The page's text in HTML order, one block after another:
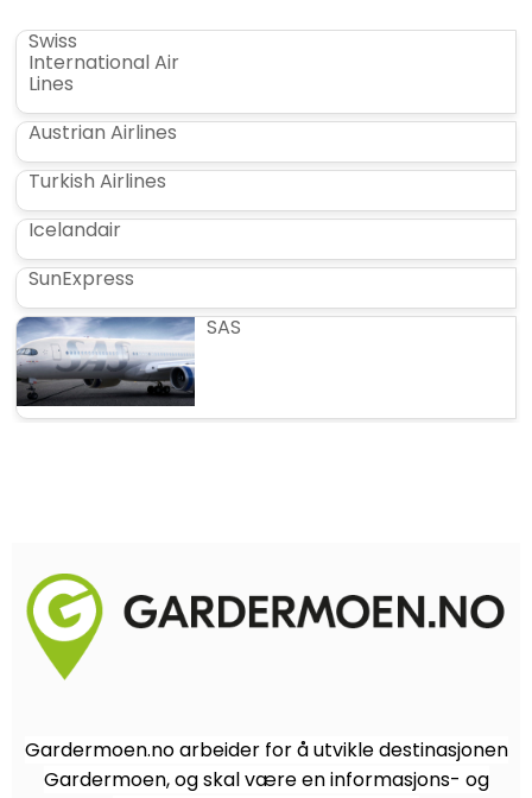
Swiss
International Air
Lines
Austrian Airlines
Turkish Airlines
Icelandair
SunExpress
SAS
Gardermoen.no arbeider for å utvikle destinasjonen
Gardermoen, og skal være en informasjons- og